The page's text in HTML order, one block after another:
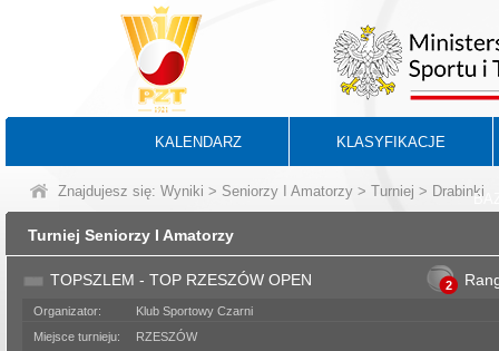
KALENDARZ KLASYFIKACJE
Znajdujesz się: Wyniki > Seniorzy I Amatorzy > Turniej > Drabinki
Turniej Seniorzy I Amatorzy
TOPSZLEM - TOP RZESZÓW OPEN 2
Organizator:
Klub Sportowy Czarni
Miejsce turnieju:
RZESZÓW